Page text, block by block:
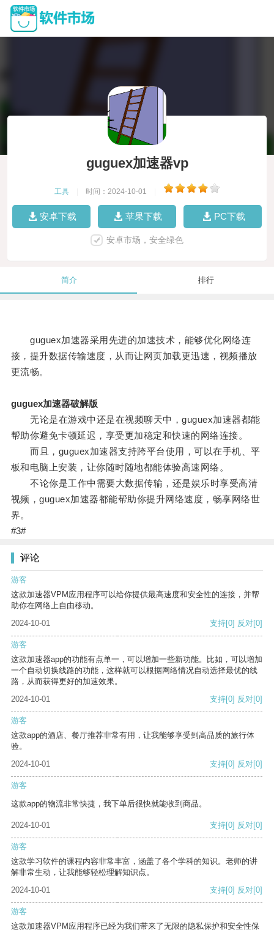
guguex加速器vp
工具 时间：2024-10-01
安卓下载 苹果下载 PC下载
安卓市场，安全绿色
简介 排行
guguex加速器采用先进的加速技术，能够优化网络连
接，提升数据传输速度，从而让网页加载更迅速，视频播放
更流畅。
guguex加速器破解版
无论是在游戏中还是在视频聊天中，guguex加速器都能
帮助你避免卡顿延迟，享受更加稳定和快速的网络连接。
而且，guguex加速器支持跨平台使用，可以在手机、平
板和电脑上安装，让你随时随地都能体验高速网络。
不论你是工作中需要大数据传输，还是娱乐时享受高清
视频，guguex加速器都能帮助你提升网络速度，畅享网络世
界。
#3#
评论
游客
这款加速器VPM应用程序可以给你提供最高速度和安全性的连接，并帮
助你在网络上自由移动。
2024-10-01
支持[0] 反对[0]
游客
这款加速器app的功能有点单一，可以增加一些新功能。比如，可以增加
一个自动切换线路的功能，这样就可以根据网络情况自动选择最优的线
路，从而获得更好的加速效果。
2024-10-01
支持[0] 反对[0]
游客
这款app的酒店、餐厅推荐非常有用，让我能够享受到高品质的旅行体
验。
2024-10-01
支持[0] 反对[0]
游客
这款app的物流非常快捷，我下单后很快就能收到商品。
2024-10-01 支持[0] 反对[0]
游客
这款学习软件的课程内容非常丰富，涵盖了各个学科的知识。老师的讲
解非常生动，让我能够轻松理解知识点。
2024-10-01
支持[0] 反对[0]
游客
这款加速器VPM应用程序已经为我们带来了无限的隐私保护和安全性保